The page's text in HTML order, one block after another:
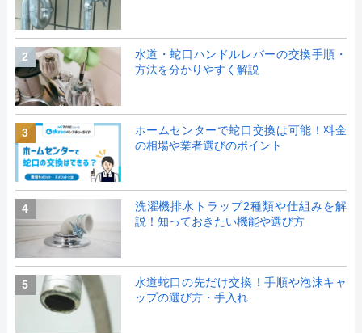
2
水道・蛇口ハンドルレバーの交換手順・
方法を分かりやすく解説
3
ホームセンターで蛇口交換は可能！料金
の相場や業者選びのポイント
4
洗濯機排水トラップ2種類や仕組みを解
説！知っておきたい機能や選び方
5
水道蛇口の先だけ交換！手順や泡沫キャ
ップの選び方・手入れ